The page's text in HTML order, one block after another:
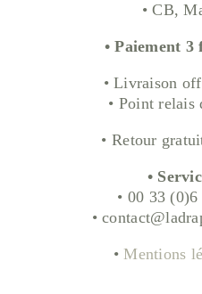
• CB,
• Paiement 3
• Livraison
• Point relais
• Retour
•
• 00 33
•
•Mentions